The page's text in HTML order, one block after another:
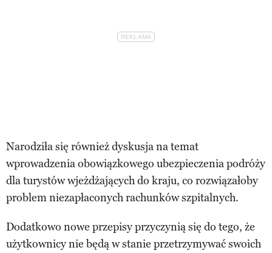
Narodziła się również dyskusja na temat
wprowadzenia obowiązkowego ubezpieczenia podróży
dla turystów wjeżdżających do kraju, co rozwiązałoby
problem niezapłaconych rachunków szpitalnych.
Dodatkowo nowe przepisy przyczynią się do tego, że
użytkownicy nie będą w stanie przetrzymywać swoich